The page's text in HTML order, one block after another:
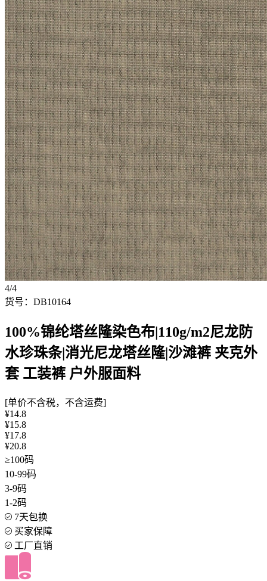
4/4
货号：DB10164
100%锦纶塔丝隆染色布|110g/m2尼龙防
水珍珠条|消光尼龙塔丝隆|沙滩裤 夹克外
套 工装裤 户外服面料
[单价不含税，不含运费]
¥14.8
¥15.8
¥17.8
¥20.8
≥100码
10-99码
3-9码
1-2码
7天包换
买家保障
工厂直销